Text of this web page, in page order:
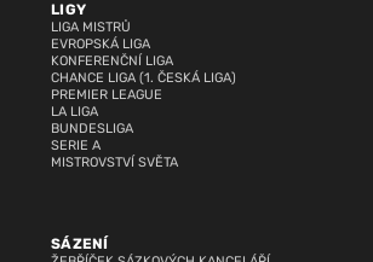
LIGY
LIGA MISTRŮ
EVROPSKÁ LIGA
KONFERENČNÍ LIGA
CHANCE LIGA (1. ČESKÁ LIGA)
PREMIER LEAGUE
LA LIGA
BUNDESLIGA
SERIE A
MISTROVSTVÍ SVĚTA
SÁZENÍ